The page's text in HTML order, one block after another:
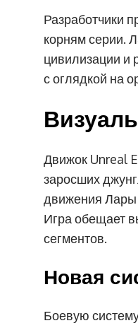
Разработчики
корням серии.
цивилизации и
с оглядкой на
Движок Unreal
заросших
движения
Игра обещает
сегментов.
Новая
Боевую